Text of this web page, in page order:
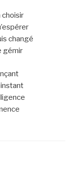
choisir
changé
gémir
instant